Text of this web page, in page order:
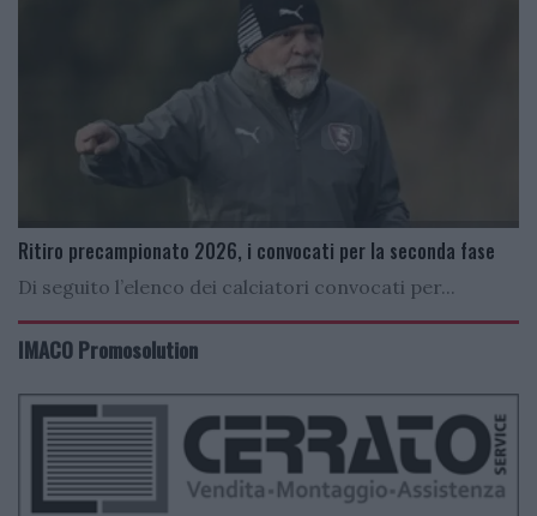
Ritiro precampionato 2026, i convocati per la seconda fase
Di seguito l’elenco dei calciatori convocati per...
IMACO Promosolution